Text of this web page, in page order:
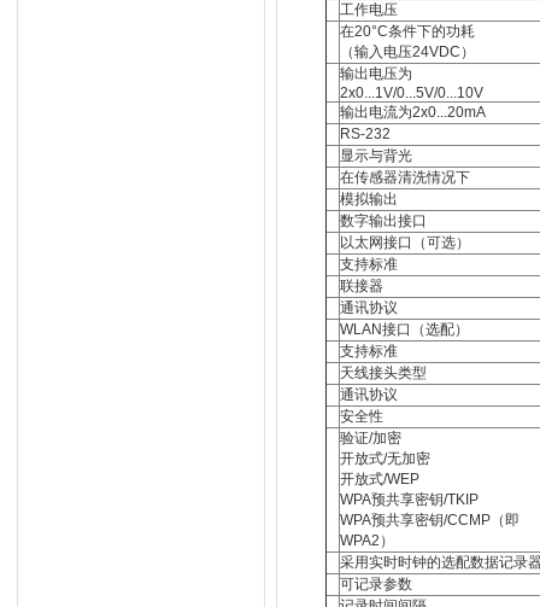
工作电压
在20°C条件下的功耗
（输入电压24VDC）
输出电压为
2x0...1V/0...5V/0...10V
输出电流为2x0...20mA
RS-232
显示与背光
在传感器清洗情况下
模拟输出
数字输出接口
以太网接口（可选）
支持标准
联接器
通讯协议
WLAN接口（选配）
支持标准
天线接头类型
通讯协议
安全性
验证/加密
开放式/无加密
开放式/WEP
WPA预共享密钥/TKIP
WPA预共享密钥/CCMP（即
WPA2）
采用实时时钟的选配数据记录
可记录参数